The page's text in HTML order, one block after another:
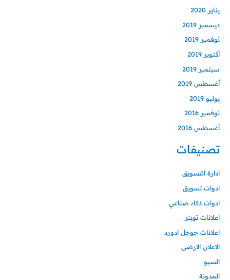
يناير 2020
ديسمبر 2019
نوفمبر 2019
أكتوبر 2019
سبتمبر 2019
أغسطس 2019
يوليو 2019
نوفمبر 2016
أغسطس 2016
تصنيفات
ادارة التسويق
ادوات تسويق
ادوات ذكاء صناعي
اعلانات تويتر
اعلانات جوجل ادورد
الاعلان الارضى
السيو
المدونة